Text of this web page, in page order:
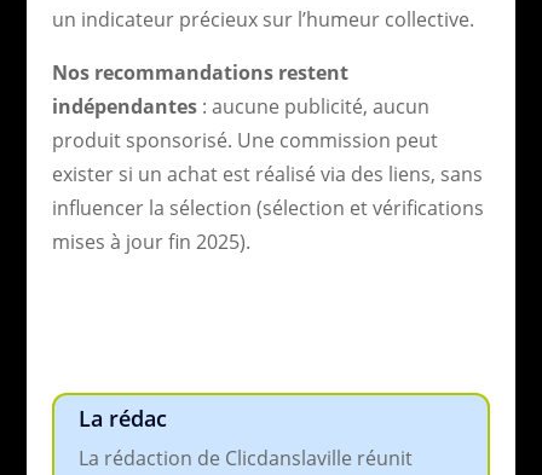
un indicateur précieux sur l’humeur collective.
Nos recommandations restent
indépendantes: aucune publicité, aucun
produit sponsorisé. Une commission peut
exister si un achat est réalisé via des liens, sans
influencer la sélection (sélection et vérifications
mises à jour fin 2025).
La rédac
La rédaction de Clicdanslaville réunit